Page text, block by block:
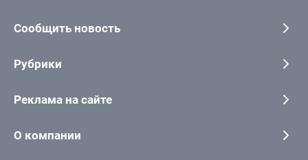
Сообщить новость
Рубрики
Реклама на сайте
О компании